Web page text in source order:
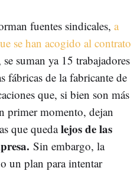
fuentes sindicales, a
se han acogido al contrato
se suman ya 15 trabajadores
fábricas de la fabricante de
que, si bien son más
primer momento, dejan
que quedalejos de las
Sin embargo, la
un plan para intentar